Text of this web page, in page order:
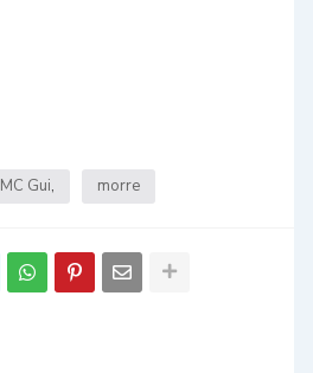
MC Gui morre